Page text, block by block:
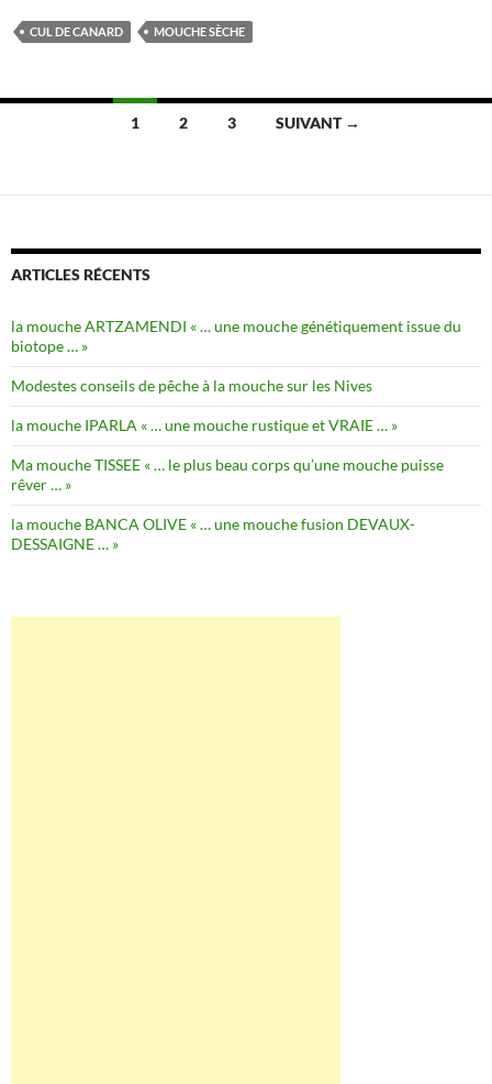
CUL DE CANARD MOUCHE SÈCHE
Navigation
articles
1 2 3 SUIVANT →
ARTICLES RÉCENTS
la mouche ARTZAMENDI « … une mouche génétiquement issue du
biotope … »
Modestes conseils de pêche à la mouche sur les Nives
la mouche IPARLA « … une mouche rustique et VRAIE … »
Ma mouche TISSEE « … le plus beau corps qu’une mouche puisse
rêver … »
la mouche BANCA OLIVE « … une mouche fusion DEVAUX-
DESSAIGNE … »